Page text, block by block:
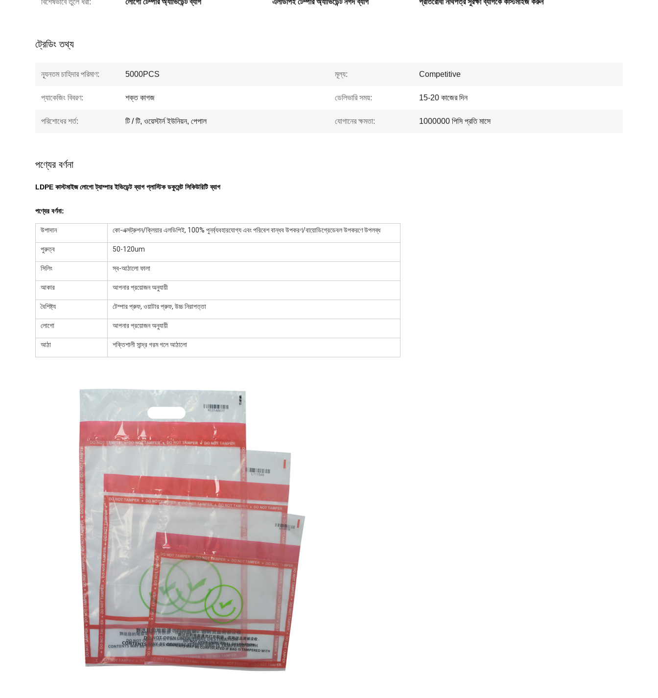
বিশেষভাবে তুলে ধরা: লোগো টেম্পার অ্যাভিডেন্ট ব্যাগ এলডিপিই টেম্পার অ্যাভিডেন্ট নগদ ব্যাগ প্রতিরোধী নথিপত্র সুরক্ষা ব্যাগকে কাস্টমাইজ করুন
ট্রেডিং তথ্য
ন্যূনতম চাহিদার পরিমাণ: 5000PCS মূল্য: Competitive
প্যাকেজিং বিবরণ: শক্ত কাগজ ডেলিভারি সময়: 15-20 কাজের দিন
পরিশোধের শর্ত: টি / টি, ওয়েস্টার্ন ইউনিয়ন, পেপাল যোগানের ক্ষমতা: 1000000 পিসি প্রতি মাসে
পণ্যের বর্ণনা
LDPE কাস্টমাইজ লোগো ট্যাম্পার ইভিডেন্ট ব্যাগ প্লাস্টিক ডকুমেন্ট সিকিউরিটি ব্যাগ
পণ্যের বর্ণনা:
উপাদান কো-এক্সট্রুশন/ক্লিয়ার এলডিপিই, 100% পুনর্ব্যবহারযোগ্য এবং পরিবেশ বান্ধব উপকরণ/বায়োডিগ্রেডেবল উপকরণে উপলব্ধ
পুরুত্ব 50-120um
সিলিং স্ব-আঠালো ফালা
আকার আপনার প্রয়োজন অনুযায়ী
বৈশিষ্ট্য টেম্পার প্রুফ, ওয়াটার প্রুফ, উচ্চ নিরাপত্তা
লোগো আপনার প্রয়োজন অনুযায়ী
আঠা শক্তিশালী সান্দ্র গরম গলে আঠালো